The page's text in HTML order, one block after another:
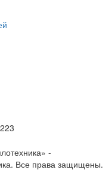
-
Все права защищены.